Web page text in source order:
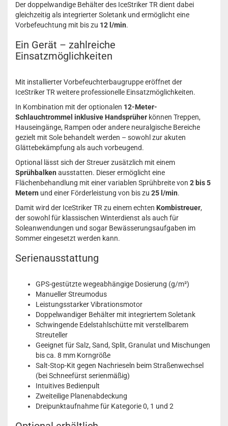
Der doppelwandige Behälter des IceStriker TR dient dabei
gleichzeitig als integrierter Soletank und ermöglicht eine
Vorbefeuchtung mit bis zu 12 l/min.
Ein Gerät – zahlreiche
Einsatzmöglichkeiten
Mit installierter Vorbefeuchterbaugruppe eröffnet der
IceStriker TR weitere professionelle Einsatzmöglichkeiten.
In Kombination mit der optionalen 12-Meter-
Schlauchtrommel inklusive Handsprüher können Treppen,
Hauseingänge, Rampen oder andere neuralgische Bereiche
gezielt mit Sole behandelt werden – sowohl zur akuten
Glättebekämpfung als auch vorbeugend.
Optional lässt sich der Streuer zusätzlich mit einem
Sprühbalken ausstatten. Dieser ermöglicht eine
Flächenbehandlung mit einer variablen Sprühbreite von 2 bis 5
Metern und einer Förderleistung von bis zu 25 l/min.
Damit wird der IceStriker TR zu einem echten Kombistreuer,
der sowohl für klassischen Winterdienst als auch für
Soleanwendungen und sogar Bewässerungsaufgaben im
Sommer eingesetzt werden kann.
Serienausstattung
GPS-gestützte wegeabhängige Dosierung (g/m²)
Manueller Streumodus
Leistungsstarker Vibrationsmotor
Doppelwandiger Behälter mit integriertem Soletank
Schwingende Edelstahlschütte mit verstellbarem
Streuteller
Geeignet für Salz, Sand, Split, Granulat und Mischungen
bis ca. 8 mm Korngröße
Salt-Stop-Kit gegen Nachrieseln beim Straßenwechsel
(bei Schneefürst serienmäßig)
Intuitives Bedienpult
Zweiteilige Planenabdeckung
Dreipunktaufnahme für Kategorie 0, 1 und 2